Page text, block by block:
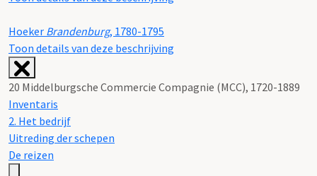
Hoeker Brandenburg, 1780-1795
Toon details van deze beschrijving
20 Middelburgsche Commercie Compagnie (MCC), 1720-1889
Inventaris
2. Het bedrijf
Uitreding der schepen
De reizen